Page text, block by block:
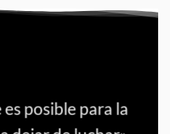
posible para la